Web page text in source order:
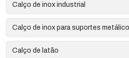
Calço de inox industrial
Calço de inox para suportes
Calço de latão